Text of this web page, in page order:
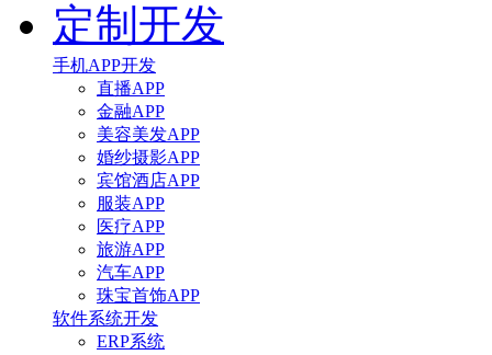
定制开发
手机APP开发
直播APP
金融APP
美容美发APP
婚纱摄影APP
宾馆酒店APP
服装APP
医疗APP
旅游APP
汽车APP
珠宝首饰APP
软件系统开发
ERP系统